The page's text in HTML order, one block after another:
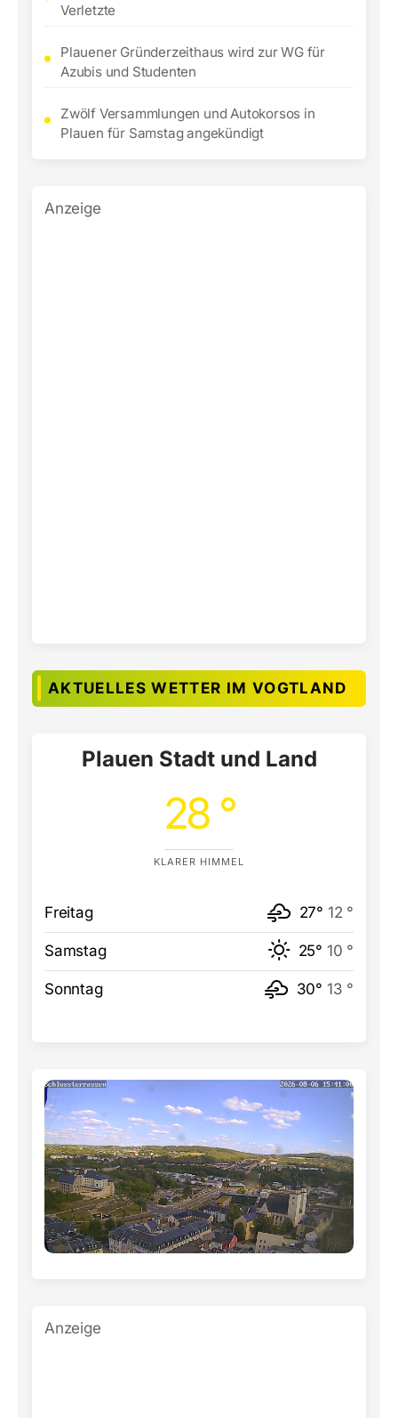
Verletzte
Plauener Gründerzeithaus wird zur WG für
Azubis und Studenten
Zwölf Versammlungen und Autokorsos in
Plauen für Samstag angekündigt
Anzeige
AKTUELLES WETTER IM VOGTLAND
Plauen Stadt und Land
28 °
KLARER HIMMEL
Freitag 27° 12 °
Samstag 25° 10 °
Sonntag 30° 13 °
Anzeige